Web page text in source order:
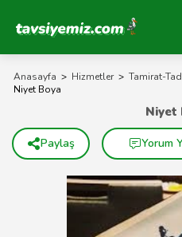
Tavsiyemiz Anasayfa
Anasayfa > Hizmetler > Tamirat-
Niyet Boya
Niyet
Paylaş Yorum